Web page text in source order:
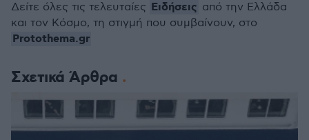
Σχετικά Άρθρα
Δείτε όλες τις τελευταίες Ειδήσεις από την Ελλάδα
και τον Κόσμο, τη στιγμή που συμβαίνουν, στο
Protothema.gr